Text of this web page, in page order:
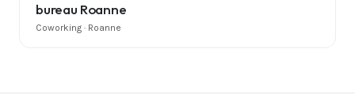
bureau Roanne
Coworking · Roanne